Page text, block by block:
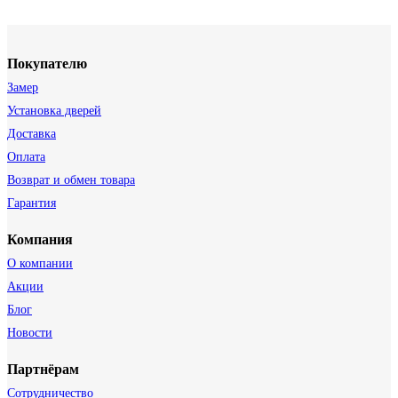
Покупателю
Замер
Установка дверей
Доставка
Оплата
Возврат и обмен товара
Гарантия
Компания
О компании
Акции
Блог
Новости
Партнёрам
Сотрудничество